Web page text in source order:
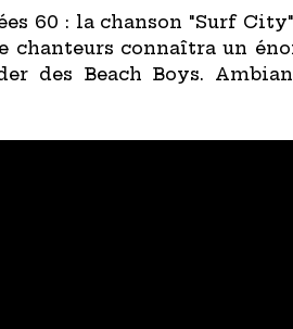
60 : la chanson "Surf
chanteurs connaîtra un
des Beach Boys.